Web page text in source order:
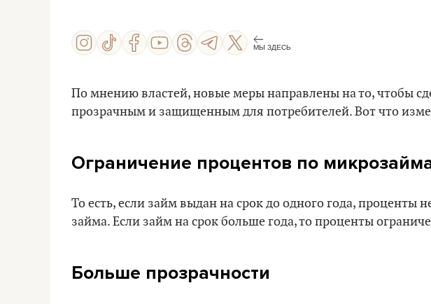
МЫ ЗДЕСЬ
По мнению властей, новые меры направлены на то, чтобы
прозрачным и защищенным для потребителей. Вот что
Ограничение процентов по
То есть, если займ выдан на срок до одного года, проценты
займа. Если займ на срок больше года, то проценты
Больше прозрачности